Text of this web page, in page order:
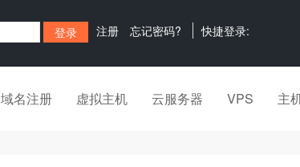
注册 忘记密码? 快捷登录:
域名注册 虚拟主机 云服务器 VPS 主